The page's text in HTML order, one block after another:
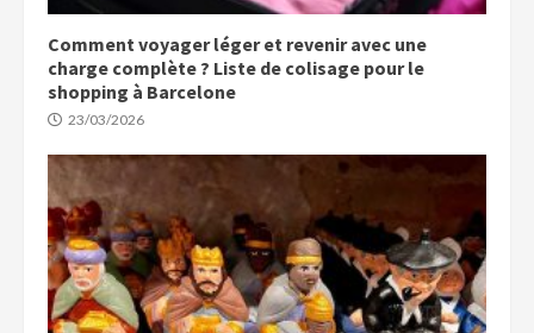
Comment voyager léger et revenir avec une
charge complète ? Liste de colisage pour le
shopping à Barcelone
23/03/2026